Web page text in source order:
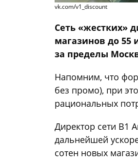
vk.com/v1_discount
Сеть «жестких»
магазинов до 55
за пределы
Напомним, что
без промо), при
рациональных
Директор сети В1
дальнейшей
сотен новых